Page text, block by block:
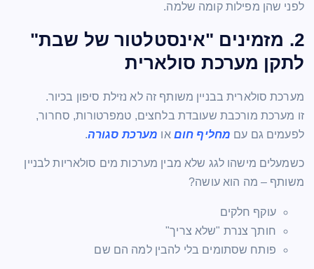
לפני שהן מפילות קומה שלמה.
2. מזמינים "אינסטלטור של שבת"
לתקן מערכת סולארית
מערכת סולארית בבניין משותף זה לא נזילת סיפון בכיור.
זו מערכת מורכבת שעובדת בלחצים, טמפרטורות, סחרור,
לפעמים גם עם מחליף חום או מערכת סגורה.
כשמעלים מישהו לגג שלא מבין מערכות מים סולאריות לבניין
משותף – מה הוא עושה?
עוקף חלקים
חותך צנרת "שלא צריך"
פותח שסתומים בלי להבין למה הם שם